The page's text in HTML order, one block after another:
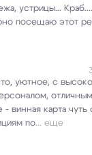
устрицы... Краб....
посещаю этот
уютное, с высоко
винная карта чуть
по... еще